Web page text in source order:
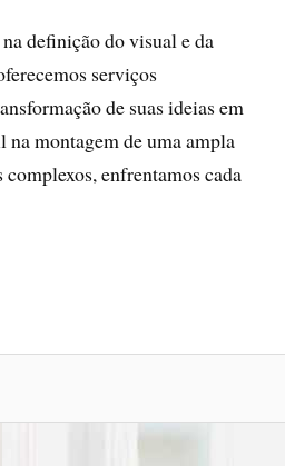
definição do visual e da
serviços
de suas ideias em
montagem de uma ampla
enfrentamos cada